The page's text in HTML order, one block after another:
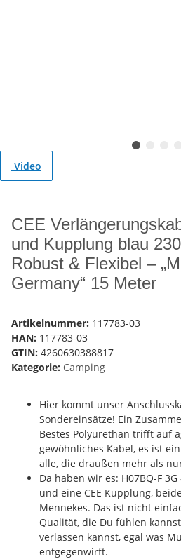
Video
CEE
und Kupplung blau
Robust & Flexibel –
Germany“ 15 Meter
Artikelnummer: 117783-03
HAN: 117783-03
GTIN: 4260630388817
Kategorie: Camping
Hier kommt unser
Sondereinsätze! Ein
Bestes Polyurethan trifft auf
gewöhnliches Kabel, es ist
alle, die draußen mehr als
Da haben wir es: H07BQ-F 3G
und eine CEE Kupplung,
Mennekes. Das ist nicht
Qualität, die Du fühlen
verlassen kannst, egal was
entgegenwirft.